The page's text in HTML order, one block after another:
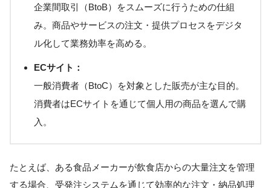
企業間取引（BtoB）をスムーズに行うための仕組
み。商品やサービスの注文・提供プロセスをデジタ
ル化して業務効率を高める。
ECサイト：
一般消費者（BtoC）を対象とした販売が主な目的。
消費者はECサイトを通じて個人用の商品を選んで購
入。
たとえば、ある食品メーカーが飲食店からの大量注文を管理
する場合、受発注システムを通じて効率的な注文・納品処理